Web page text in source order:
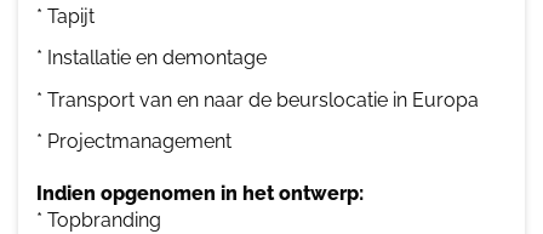
* Tapijt
* Installatie en demontage
* Transport van en naar de beurslocatie in Europa
* Projectmanagement
Indien opgenomen in het ontwerp:
* Topbranding